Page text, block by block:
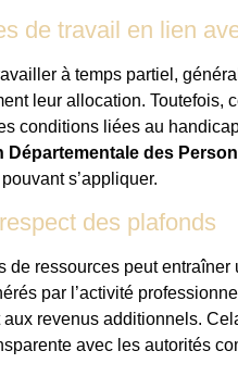
de travail en lien
à temps partiel,
leur allocation. Toutefois,
conditions liées au
Départementale des
s’appliquer.
des plafonds
de ressources peut
par l’activité
revenus additionnels.
avec les autorités